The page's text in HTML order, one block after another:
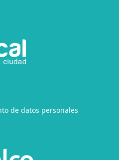
de datos personales